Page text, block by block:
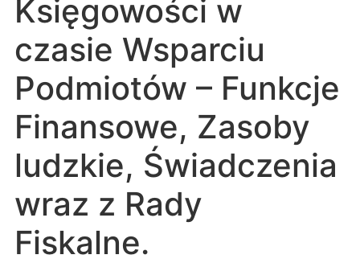
Księgowości w
czasie Wsparciu
Podmiotów – Funkcje
Finansowe, Zasoby
ludzkie, Świadczenia
wraz z Rady
Fiskalne.